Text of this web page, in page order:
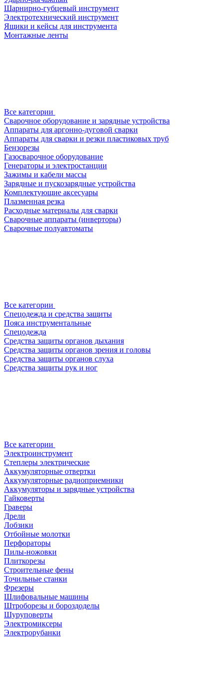
Шарнирно-губцевый инструмент
Электротехнический инструмент
Ящики и кейсы для инструмента
Монтажные ленты
Все категории
Сварочное оборудование и зарядные устройства
Аппараты для аргонно-дуговой сварки
Аппараты для сварки и резки пластиковых труб
Бензорезы
Газосварочное оборудование
Генераторы и электростанции
Зажимы и кабели массы
Зарядные и пускозарядные устройства
Комплектующие аксесуары
Плазменная резка
Расходные материалы для сварки
Сварочные аппараты (инверторы)
Сварочные полуавтоматы
Все категории
Спецодежда и средства защиты
Пояса инструментальные
Спецодежда
Средства защиты органов дыхания
Средства защиты органов зрения и головы
Средства защиты органов слуха
Средства защиты рук и ног
Все категории
Электроинструмент
Степлеры электрические
Аккумуляторные отвертки
Аккумуляторные радиоприемники
Аккумуляторы и зарядные устройства
Гайковерты
Граверы
Дрели
Лобзики
Отбойные молотки
Перфораторы
Пилы-ножовки
Плиткорезы
Строительные фены
Точильные станки
Фрезеры
Шлифовальные машины
Штроборезы и бороздоделы
Шуруповерты
Электромиксеры
Электрорубанки